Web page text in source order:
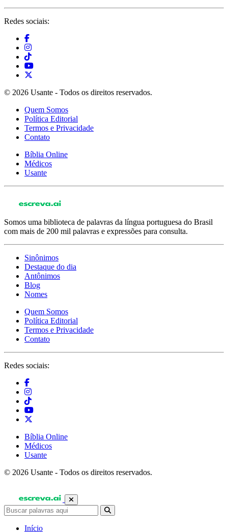
Redes sociais:
© 2026 Usante - Todos os direitos reservados.
Quem Somos
Política Editorial
Termos e Privacidade
Contato
Bíblia Online
Médicos
Usante
Somos uma biblioteca de palavras da língua portuguesa do Brasil
com mais de 200 mil palavras e expressões para consulta.
Sinônimos
Destaque do dia
Antônimos
Blog
Nomes
Quem Somos
Política Editorial
Termos e Privacidade
Contato
Redes sociais:
Bíblia Online
Médicos
Usante
© 2026 Usante - Todos os direitos reservados.
Início